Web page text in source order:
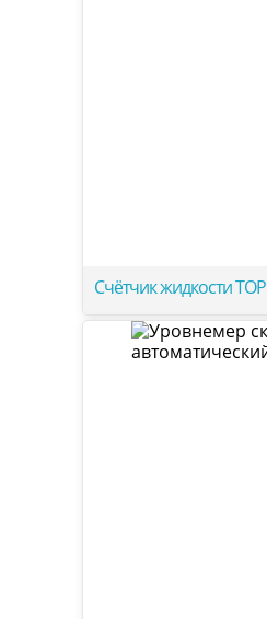
Счётчик жидкости ТОР